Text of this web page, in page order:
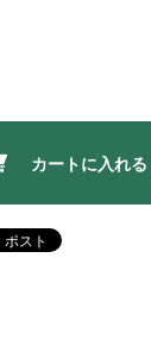
カートに入れる